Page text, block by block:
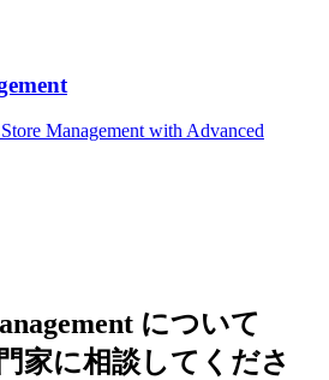
Management with Advanced
について
家に相談してくださ